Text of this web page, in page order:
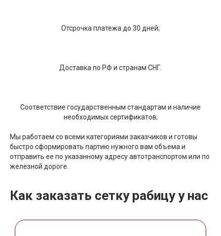
Отсрочка платежа до 30 дней;
Доставка по РФ и странам СНГ.
Соответствие государственным стандартам и наличие
необходимых сертификатов;
Мы работаем со всеми категориями заказчиков и готовы
быстро сформировать партию нужного вам объема и
отправить ее по указанному адресу автотранспортом или по
железной дороге.
Как заказать сетку рабицу у нас